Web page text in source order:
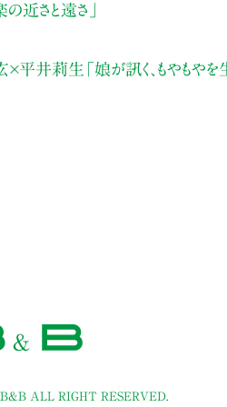
井莉生「娘が訊く、もやもやを
さと遠さ」
ALL RIGHT RESERVED.